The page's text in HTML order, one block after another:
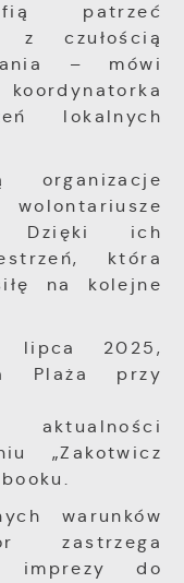
patrzeć
z czułością
– mówi
lokalnych
organizacje
Dzięki ich
która
na kolejne
lipca 2025,
Plaża przy
„Zakotwicz
warunków
zastrzega
imprezy do